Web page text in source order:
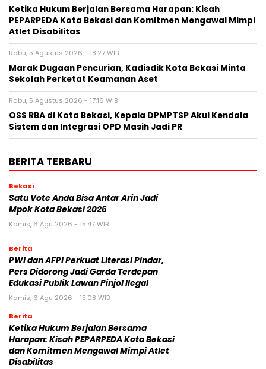
Ketika Hukum Berjalan Bersama Harapan: Kisah
PEPARPEDA Kota Bekasi dan Komitmen Mengawal Mimpi
Atlet Disabilitas
Rabu, 5 Agustus 2026 - 18:27 WIB
‎Marak Dugaan Pencurian, Kadisdik Kota Bekasi Minta
Sekolah Perketat Keamanan Aset
Rabu, 5 Agustus 2026 - 17:16 WIB
‎OSS RBA di Kota Bekasi, Kepala DPMPTSP Akui Kendala
Sistem dan Integrasi OPD Masih Jadi PR
BERITA TERBARU
Bekasi
Satu Vote Anda Bisa Antar Arin Jadi
Mpok Kota Bekasi 2026
Kamis, 6 Agu 2026 - 15:47 WIB
Berita
PWI dan AFPI Perkuat Literasi Pindar,
Pers Didorong Jadi Garda Terdepan
Edukasi Publik Lawan Pinjol Ilegal
Kamis, 6 Agu 2026 - 15:08 WIB
Berita
Ketika Hukum Berjalan Bersama
Harapan: Kisah PEPARPEDA Kota Bekasi
dan Komitmen Mengawal Mimpi Atlet
Disabilitas